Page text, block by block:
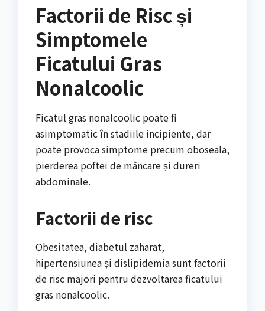
Factorii de Risc și
Simptomele
Ficatului Gras
Nonalcoolic
Ficatul gras nonalcoolic poate fi
asimptomatic în stadiile incipiente, dar
poate provoca simptome precum oboseala,
pierderea poftei de mâncare și dureri
abdominale.
Factorii de risc
Obesitatea, diabetul zaharat,
hipertensiunea și dislipidemia sunt factorii
de risc majori pentru dezvoltarea ficatului
gras nonalcoolic.